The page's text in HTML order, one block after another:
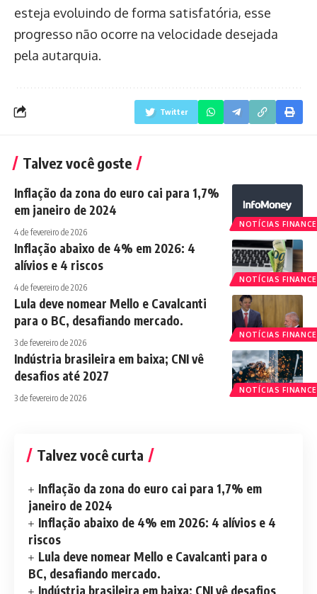
esteja evoluindo de forma satisfatória, esse
progresso não ocorre na velocidade desejada
pela autarquia.
Twitter
Talvez você goste
NOTÍCIAS
Inflação da zona do euro cai para 1,7%
em janeiro de 2024
4 de fevereiro de 2026
NOTÍCIAS
Inflação abaixo de 4% em 2026: 4
alívios e 4 riscos
4 de fevereiro de 2026
NOTÍCIAS
Lula deve nomear Mello e Cavalcanti
para o BC, desafiando mercado.
3 de fevereiro de 2026
NOTÍCIAS
Indústria brasileira em baixa; CNI vê
desafios até 2027
3 de fevereiro de 2026
Talvez você curta
Inflação da zona do euro cai para 1,7% em
janeiro de 2024
Inflação abaixo de 4% em 2026: 4 alívios e 4
riscos
Lula deve nomear Mello e Cavalcanti para o
BC, desafiando mercado.
Indústria brasileira em baixa; CNI vê desafios